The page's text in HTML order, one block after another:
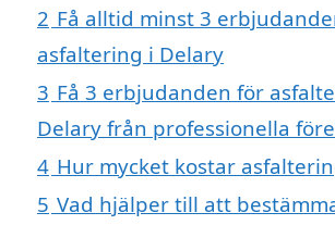
2 Få alltid minst 3
asfaltering i Delary
3 Få 3 erbjudanden för
Delary från professionella
4 Hur mycket kostar
5 Vad hjälper till att